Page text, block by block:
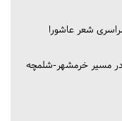
شعر عاشورا
در مسیر خرمشهر-شلمچه